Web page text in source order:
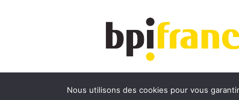
Nous utilisons des cookies pour vous